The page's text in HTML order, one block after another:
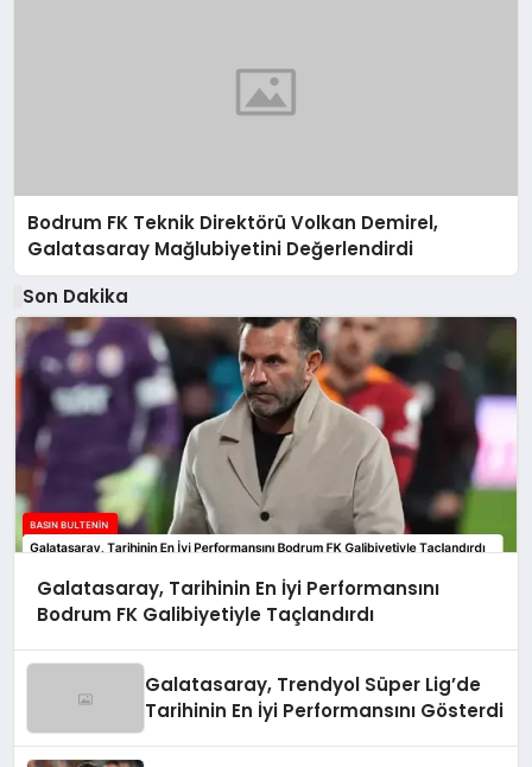
Bodrum FK Teknik Direktörü Volkan Demirel,
Galatasaray Mağlubiyetini Değerlendirdi
Son Dakika
Galatasaray, Tarihinin En İyi Performansını
Bodrum FK Galibiyetiyle Taçlandırdı
Galatasaray, Trendyol Süper Lig’de
Tarihinin En İyi Performansını Gösterdi